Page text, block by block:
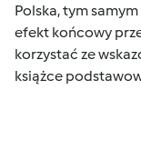
Polska, tym
efekt końcowy
korzystać ze
książce